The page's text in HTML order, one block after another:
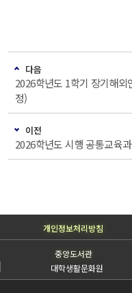
다음
2026학년도 1학기 장기해
정)
이전
2026학년도 시행 공통교육
개인정보처리방침
중앙도서관
대학생활문화원